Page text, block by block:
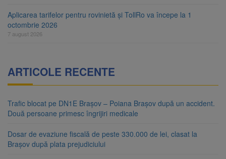
Aplicarea tarifelor pentru rovinietă și TollRo va începe la 1
octombrie 2026
7 august 2026
ARTICOLE RECENTE
Trafic blocat pe DN1E Brașov – Poiana Brașov după un accident.
Două persoane primesc îngrijiri medicale
Dosar de evaziune fiscală de peste 330.000 de lei, clasat la
Brașov după plata prejudiciului